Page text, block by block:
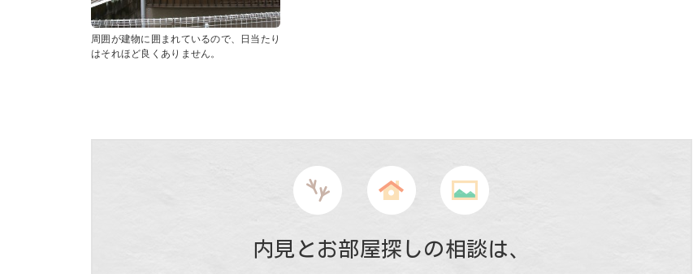
周囲が建物に囲まれているので、日当たり
はそれほど良くありません。
内見とお部屋探しの相談は、